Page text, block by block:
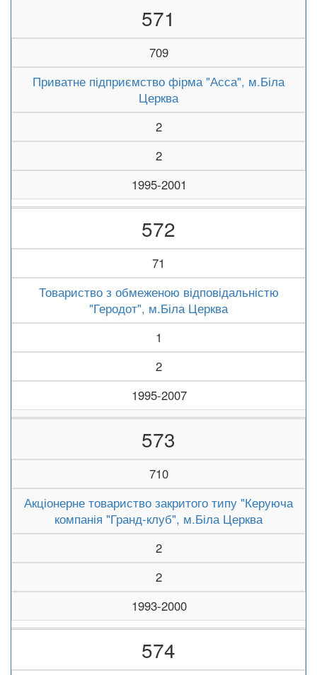
571
709
Приватне підприємство фірма "Асса", м.Біла
Церква
2
2
1995-2001
572
71
Товариство з обмеженою відповідальністю
"Геродот", м.Біла Церква
1
2
1995-2007
573
710
Акціонерне товариство закритого типу "Керуюча
компанія "Гранд-клуб", м.Біла Церква
2
2
1993-2000
574